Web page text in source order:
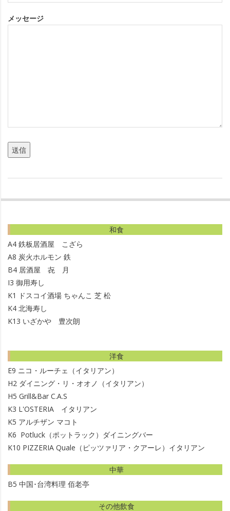
メッセージ
送信
06-
和食
A4 鉄板居酒屋 こざら
A8 炭火ホルモン 鉄
B4 居酒屋 㐂 月
I3 御用寿し
K1
ドスコイ酒場 ちゃんこ 芝 松
K4 北海寿し
K13 いざかや 豊次朗
洋食
E9 ニコ・ルーチェ（イタリアン）
H2 ダイニング・リ・オオノ（イタリアン）
H5 Grill&Bar C.A.S
K3 L'OSTERIA イタリアン
K5 アルチザン マコト
K6 Potluck（ポットラック）ダイニングバー
K10 PIZZERIA Quale（ピッツァリア・クアーレ）イタリアン
中華
B5 中国･台湾料理 佰老亭
その他飲食